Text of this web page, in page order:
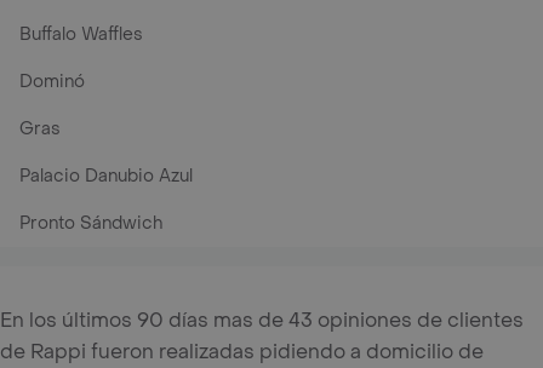
Buffalo Waffles
Dominó
Gras
Palacio Danubio Azul
Pronto Sándwich
En los últimos 90 días mas de 43 opiniones de clientes
de Rappi fueron realizadas pidiendo a domicilio de